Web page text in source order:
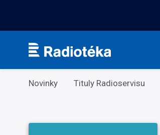
Kategorie
Novinky Tituly Radioservisu